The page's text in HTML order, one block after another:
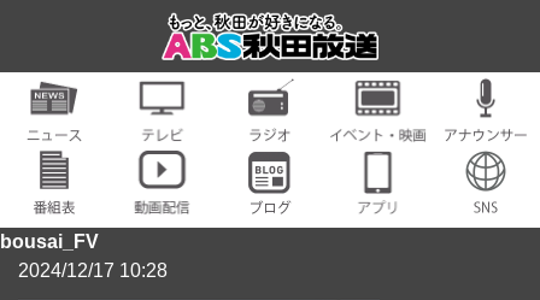
bousai_FV
2024/12/17 10:28